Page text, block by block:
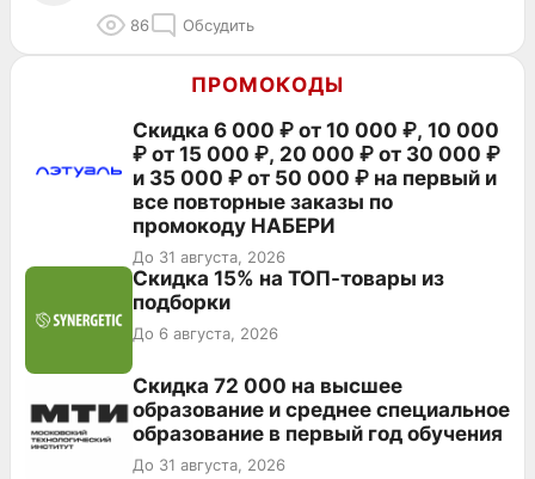
86 Обсудить
ПРОМОКОДЫ
Скидка 6 000 ₽ от 10 000 ₽, 10 000
₽ от 15 000 ₽, 20 000 ₽ от 30 000 ₽
и 35 000 ₽ от 50 000 ₽ на первый и
все повторные заказы по
промокоду НАБЕРИ
До 31 августа, 2026
Скидка 15% на ТОП-товары из
подборки
До 6 августа, 2026
Скидка 72 000 на высшее
образование и среднее специальное
образование в первый год обучения
До 31 августа, 2026